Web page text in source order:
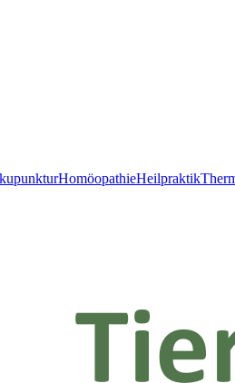
HomöopathieHeilpraktik